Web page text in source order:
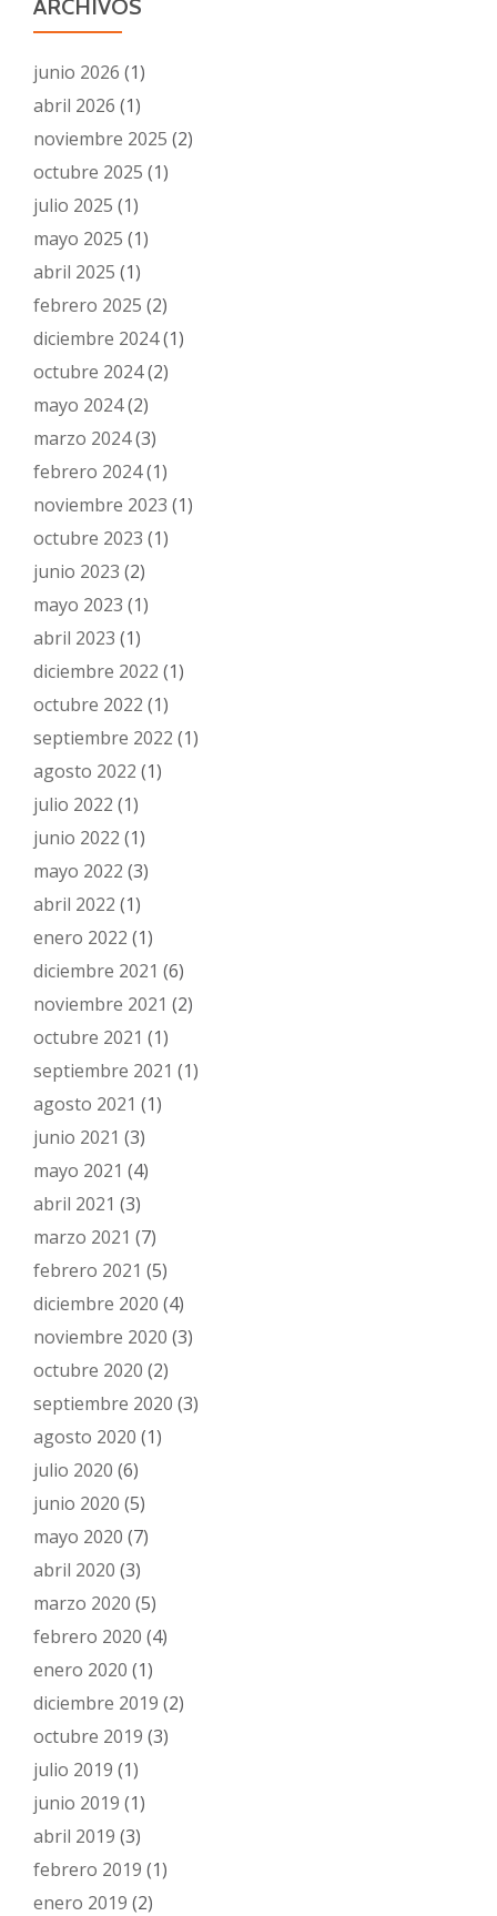
ARCHIVOS
junio 2026 (1)
abril 2026 (1)
noviembre 2025 (2)
octubre 2025 (1)
julio 2025 (1)
mayo 2025 (1)
abril 2025 (1)
febrero 2025 (2)
diciembre 2024(1)
octubre 2024(2)
mayo 2024(2)
marzo 2024(3)
febrero 2024(1)
noviembre 2023 (1)
octubre 2023 (1)
junio 2023 (2)
mayo 2023 (1)
abril 2023 (1)
diciembre 2022 (1)
octubre 2022 (1)
septiembre 2022 (1)
agosto 2022 (1)
julio 2022 (1)
junio 2022 (1)
mayo 2022 (3)
abril 2022 (1)
enero 2022 (1)
diciembre 2021 (6)
noviembre 2021 (2)
octubre 2021 (1)
septiembre 2021 (1)
agosto 2021 (1)
junio 2021 (3)
mayo 2021 (4)
abril 2021 (3)
marzo 2021 (7)
febrero 2021 (5)
diciembre 2020 (4)
noviembre 2020 (3)
octubre 2020 (2)
septiembre 2020 (3)
agosto 2020 (1)
julio 2020 (6)
junio 2020 (5)
mayo 2020 (7)
abril 2020 (3)
marzo 2020 (5)
febrero 2020 (4)
enero 2020 (1)
diciembre 2019 (2)
octubre 2019 (3)
julio 2019 (1)
junio 2019 (1)
abril 2019 (3)
febrero 2019 (1)
enero 2019 (2)